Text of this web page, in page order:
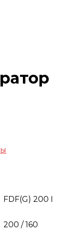
FDF(G) 200 I
200 / 160